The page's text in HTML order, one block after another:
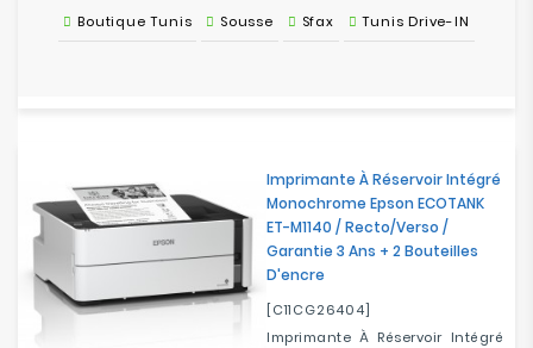
Boutique Tunis Sousse Sfax Tunis Drive-IN
Imprimante À Réservoir Intégré
Monochrome Epson ECOTANK
ET-M1140 / Recto/verso /
Garantie 3 Ans + 2 Bouteilles
D'encre
[C11CG26404]
Imprimante À Réservoir Intégré